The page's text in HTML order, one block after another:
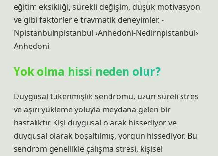
eğitim eksikliği, sürekli değişim, düşük motivasyon
ve gibi faktörlerle travmatik deneyimler. -
Npistanbulnpistanbul ›Anhedoni-Nedirnpistanbul›
Anhedoni
Yok olma hissi neden olur?
Duygusal tükenmişlik sendromu, uzun süreli stres
ve aşırı yükleme yoluyla meydana gelen bir
hastalıktır. Kişi duygusal olarak hissediyor ve
duygusal olarak boşaltılmış, yorgun hissediyor. Bu
sendrom genellikle çalışma stresi, kişisel